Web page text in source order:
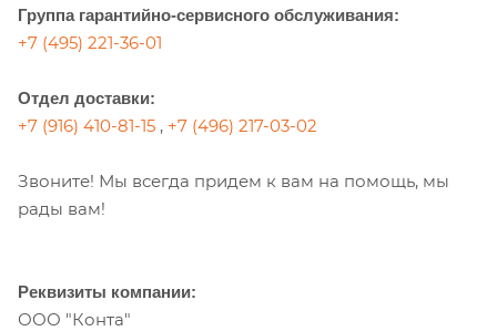
Группа гарантийно-сервисного обслуживания:
+7 (495) 221-36-01
Отдел доставки:
+7 (916) 410-81-15 , +7 (496) 217-03-02
Звоните! Мы всегда придем к вам на помощь, мы
рады вам!
Реквизиты компании:
ООО "Конта"